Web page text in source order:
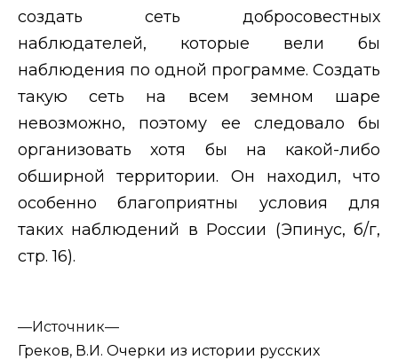
создать сеть добросовестных
наблюдателей, которые вели бы
наблюдения по одной программе. Создать
такую сеть на всем земном шаре
невозможно, поэтому ее следовало бы
организовать хотя бы на какой-либо
обширной территории. Он находил, что
особенно благоприятны условия для
таких наблюдений в России (Эпинус, б/г,
стр. 16).
—Источник—
Греков, В.И. Очерки из истории русских